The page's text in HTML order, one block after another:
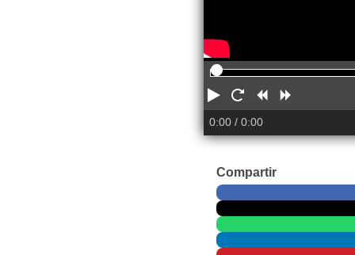
Play ReiniciarRebobinar
0:00/ 0:00
Compartir